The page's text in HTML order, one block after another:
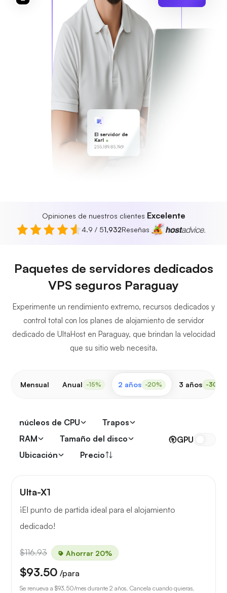
El servidor de
Karl
255.189.85.19
Opiniones de nuestros clientes Excelente
4.9 / 51,932Reseñas
Paquetes de servidores dedicados
VPS seguros Paraguay
Experimente un rendimiento extremo, recursos dedicados y
control total con los planes de alojamiento de servidor
dedicado de UltaHost en Paraguay, que brindan la velocidad
que su sitio web necesita.
Mensual Anual -15% 2 años -20% 3 años -30%
núcleos de CPU
Trapos
RAM
Tamaño del disco
Ubicación
Precio
GPU
Ulta-X1
¡El punto de partida ideal para el alojamiento
dedicado!
$116.93 Ahorrar 20%
$93.50 /para
Se renueva a $93.50/mes durante 2 años. Cancela cuando quieras.